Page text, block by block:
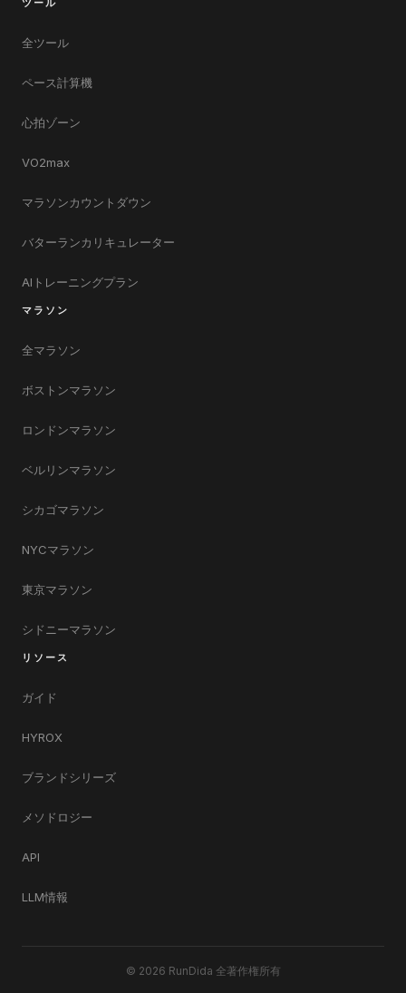
ツール
全ツール
ペース計算機
心拍ゾーン
VO2max
マラソンカウントダウン
バターランカリキュレーター
AIトレーニングプラン
マラソン
全マラソン
ボストンマラソン
ロンドンマラソン
ベルリンマラソン
シカゴマラソン
NYCマラソン
東京マラソン
シドニーマラソン
リソース
ガイド
HYROX
ブランドシリーズ
メソドロジー
API
LLM情報
© 2026 RunDida 全著作権所有